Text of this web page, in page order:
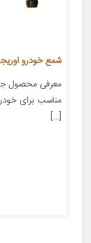
شمع خودرو اوریجینال
[…]